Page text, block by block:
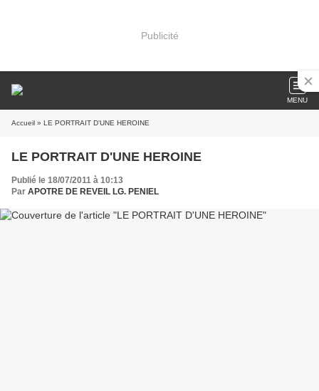
Publicité
MENU
Accueil » LE PORTRAIT D'UNE HEROINE
LE PORTRAIT D'UNE HEROINE
Publié le 18/07/2011 à 10:13
Par APOTRE DE REVEIL LG. PENIEL